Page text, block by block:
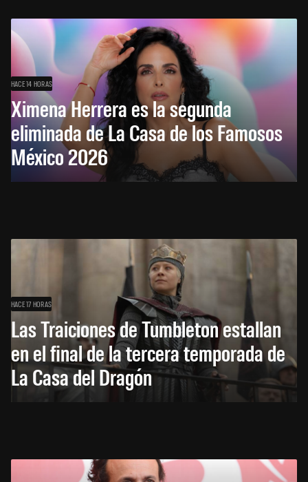
HACE 14 HORAS
Ximena Herrera es la segunda
eliminada de La Casa de los Famosos
México 2026
HACE 17 HORAS
Las Traiciones de Tumbleton estallan
en el final de la tercera temporada de
La Casa del Dragón